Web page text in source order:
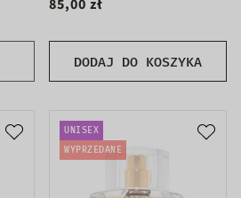
DODAJ DO KOSZYKA
85,00 zł
UNISEX
WYPRZEDANE